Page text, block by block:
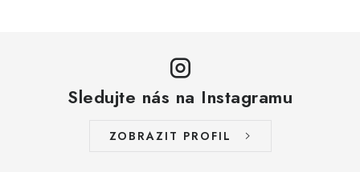
Sledujte nás na Instagramu
ZOBRAZIT PROFIL